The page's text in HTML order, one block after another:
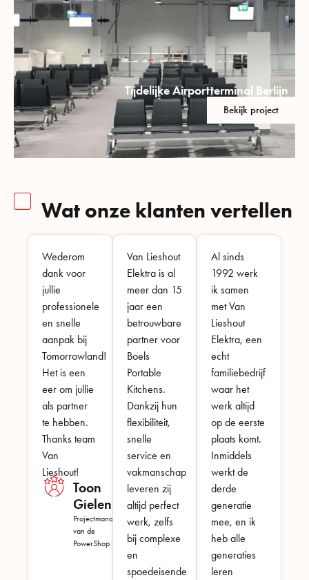
Tijdelijke Airportterminal Berlijn
Bekijk project
Wat onze klanten vertellen
Wederom
dank voor
jullie
professionele
en snelle
aanpak bij
Tomorrowland!
Het is een
eer om jullie
als partner
te hebben.
Thanks team
Van
Lieshout!
Toon
Gielen
Projectmanager
van de
PowerShop
Van Lieshout
Elektra is al
meer dan 15
jaar een
betrouwbare
partner voor
Boels
Portable
Kitchens.
Dankzij hun
flexibiliteit,
snelle
service en
vakmanschap
leveren zij
altijd perfect
werk, zelfs
bij complexe
en
spoedeisende
Al sinds
1992 werk
ik samen
met Van
Lieshout
Elektra, een
echt
familiebedrijf
waar het
werk altijd
op de eerste
plaats komt.
Inmiddels
werkt de
derde
generatie
mee, en ik
heb alle
generaties
leren